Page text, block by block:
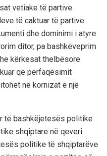
vetiake të partive
të caktuar të partive
dhe dominimi i atyre
ditor, pa bashkëveprim
kërkesat thelbësore
që përfaqësimit
në kornizat e një
të bashkëjetesës politike
shqiptare në qeveri
politike të shqiptarëve